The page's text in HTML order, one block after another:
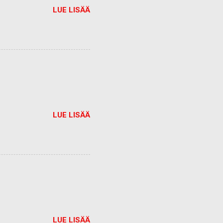
LUE LISÄÄ
LUE LISÄÄ
LUE LISÄÄ